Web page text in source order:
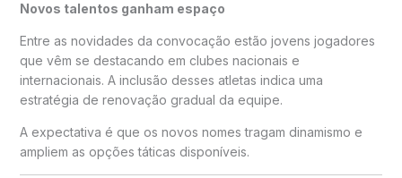
Novos talentos ganham espaço
Entre as novidades da convocação estão jovens jogadores
que vêm se destacando em clubes nacionais e
internacionais. A inclusão desses atletas indica uma
estratégia de renovação gradual da equipe.
A expectativa é que os novos nomes tragam dinamismo e
ampliem as opções táticas disponíveis.